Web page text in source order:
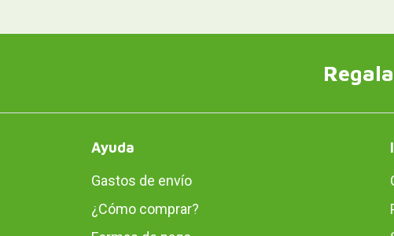
Ayuda
Gastos de envío
¿Cómo comprar?